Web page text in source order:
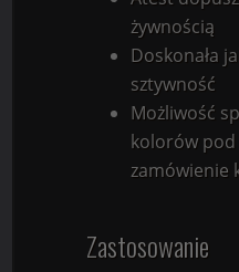
żywnością
Doskonała
sztywność
Możliwość
kolorów pod
zamówienie
Zastosowanie